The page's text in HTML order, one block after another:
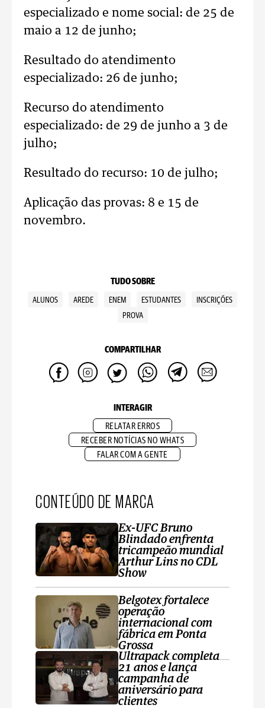
especializado e nome social: de 25 de
maio a 12 de junho;
Resultado do atendimento
especializado: 26 de junho;
Recurso do atendimento
especializado: de 29 de junho a 3 de
julho;
Resultado do recurso: 10 de julho;
Aplicação das provas: 8 e 15 de
novembro.
TUDO SOBRE
ALUNOS AREDE ENEM ESTUDANTES
INSCRIÇÕES
PROVA
COMPARTILHAR
INTERAGIR
RELATAR ERROS
RECEBER NOTÍCIAS NO WHATS
FALAR COM A GENTE
CONTEÚDO DE MARCA
Ex-UFC Bruno
Blindado enfrenta
tricampeão mundial
Arthur Lins no CDL
Show
Belgotex fortalece
operação
internacional com
fábrica em Ponta
Grossa
Ultrapack completa
21 anos e lança
campanha de
aniversário para
clientes